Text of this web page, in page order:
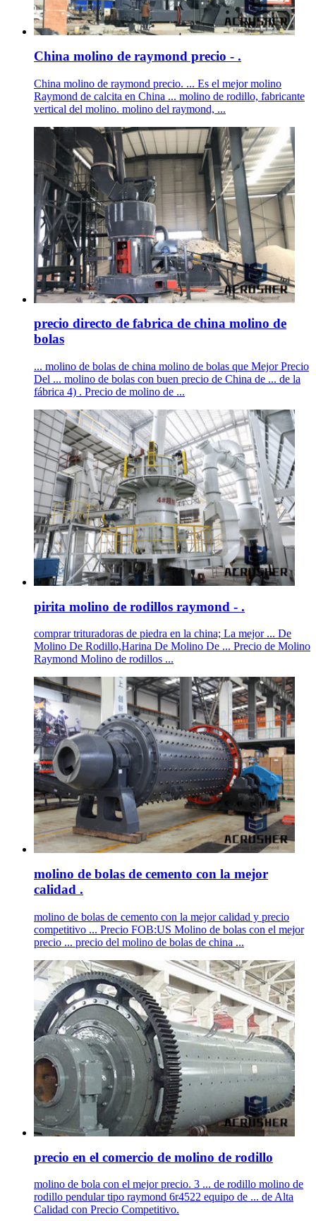
China molino de raymond precio - .
China molino de raymond precio. ... Es el mejor molino
Raymond de calcita en China ... molino de rodillo, fabricante
vertical del molino. molino del raymond, ...
precio directo de fabrica de china molino de
bolas
... molino de bolas de china molino de bolas que Mejor Precio
Del ... molino de bolas con buen precio de China de ... de la
fábrica 4) . Precio de molino de ...
pirita molino de rodillos raymond - .
comprar trituradoras de piedra en la china; La mejor ... De
Molino De Rodillo,Harina De Molino De ... Precio de Molino
Raymond Molino de rodillos ...
molino de bolas de cemento con la mejor
calidad .
molino de bolas de cemento con la mejor calidad y precio
competitivo ... Precio FOB:US Molino de bolas con el mejor
precio ... precio del molino de bolas de china ...
precio en el comercio de molino de rodillo
molino de bola con el mejor precio. 3 ... de rodillo molino de
rodillo pendular tipo raymond 6r4522 equipo de ... de Alta
Calidad con Precio Competitivo.